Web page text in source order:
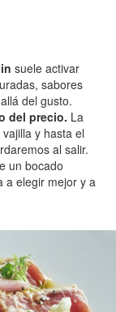
suele activar
sabores
del gusto.
del precio. La
y hasta el
al salir.
un bocado
a elegir mejor y a